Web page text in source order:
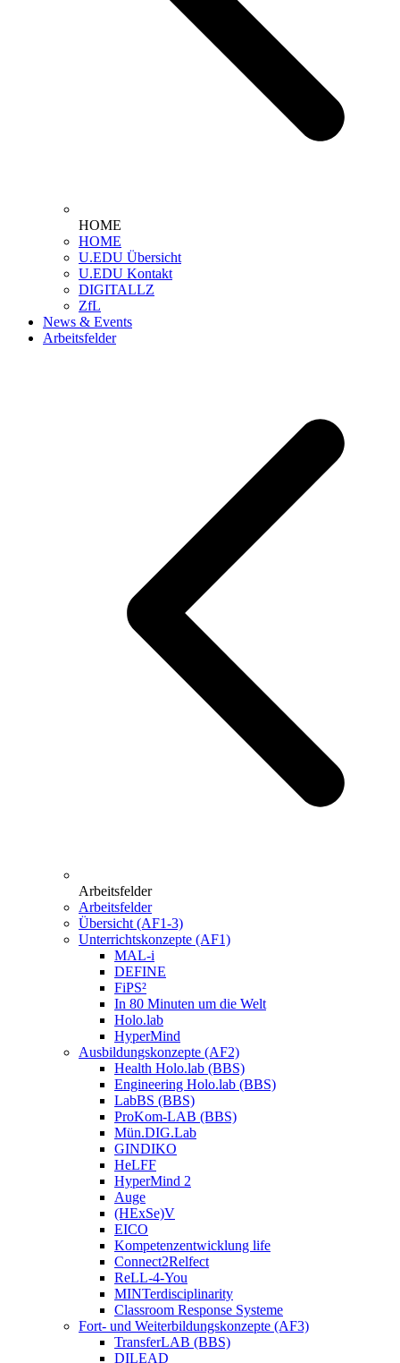
HOME
HOME
U.EDU Übersicht
U.EDU Kontakt
DIGITALLZ
ZfL
News & Events
Arbeitsfelder
Arbeitsfelder
Arbeitsfelder
Übersicht (AF1-3)
Unterrichtskonzepte (AF1)
MAL-i
DEFINE
FiPS²
In 80 Minuten um die Welt
Holo.lab
HyperMind
Ausbildungskonzepte (AF2)
Health Holo.lab (BBS)
Engineering Holo.lab (BBS)
LabBS (BBS)
ProKom-LAB (BBS)
Mün.DIG.Lab
GINDIKO
HeLFF
HyperMind 2
Auge
(HExSe)V
EICO
Kompetenzentwicklung life
Connect2Relfect
ReLL-4-You
MINTerdisciplinarity
Classroom Response Systeme
Fort- und Weiterbildungskonzepte (AF3)
TransferLAB (BBS)
DILEAD